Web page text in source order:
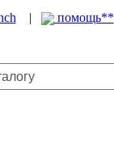
| помощь**